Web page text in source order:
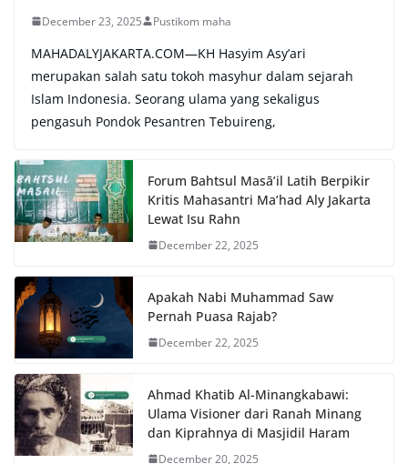
December 23, 2025 Pustikom maha
MAHADALYJAKARTA.COM—KH Hasyim Asy’ari
merupakan salah satu tokoh masyhur dalam sejarah
Islam Indonesia. Seorang ulama yang sekaligus
pengasuh Pondok Pesantren Tebuireng,
Forum Bahtsul Masā’il Latih Berpikir
Kritis Mahasantri Ma’had Aly Jakarta
Lewat Isu Rahn
December 22, 2025
Apakah Nabi Muhammad Saw
Pernah Puasa Rajab?
December 22, 2025
Ahmad Khatib Al-Minangkabawi:
Ulama Visioner dari Ranah Minang
dan Kiprahnya di Masjidil Haram
December 20, 2025